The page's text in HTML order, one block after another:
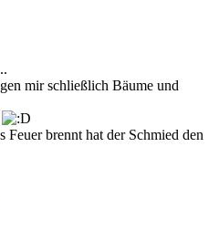
mir schließlich Bäume und
Feuer brennt hat der Schmied den